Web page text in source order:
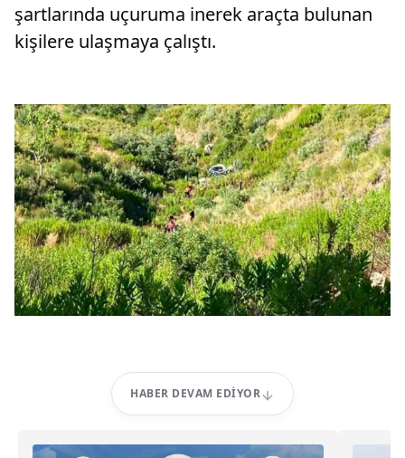
şartlarında uçuruma inerek araçta bulunan
kişilere ulaşmaya çalıştı.
HABER DEVAM EDIYOR